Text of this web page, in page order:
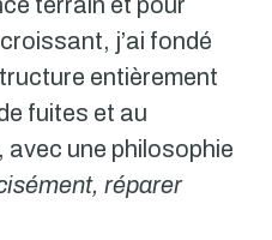
j’ai fondé
entièrement
fuites et au
avec une philosophie
réparer